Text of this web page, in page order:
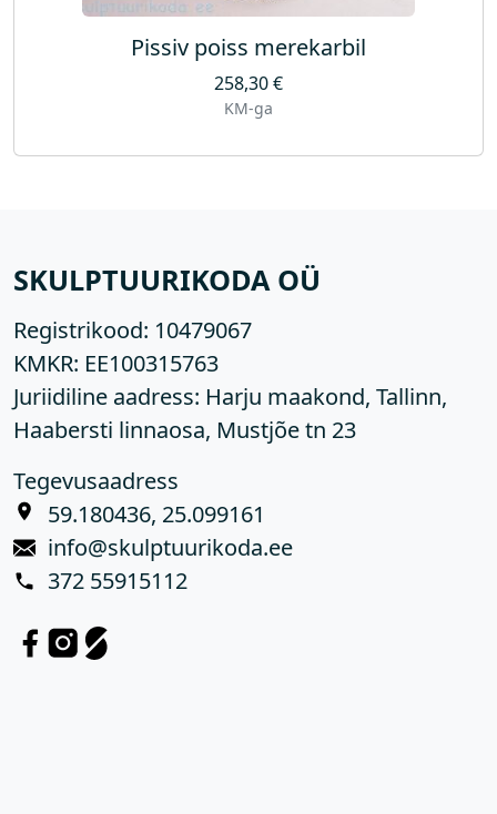
Pissiv poiss merekarbil
258,30€
KM-ga
SKULPTUURIKODA OÜ
Registrikood: 10479067
KMKR: EE100315763
Juriidiline aadress: Harju maakond, Tallinn,
Haabersti linnaosa, Mustjõe tn 23
Tegevusaadress
59.180436, 25.099161
info@skulptuurikoda.ee
372 55915112